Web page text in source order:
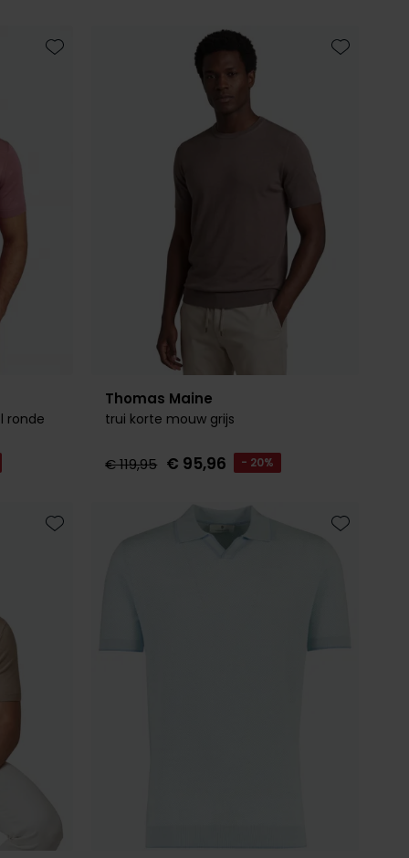
ronde
Toevoegen aan favorieten
Thomas Maine
trui korte mouw grijs
€ 119,95 € 95,96 - 20%
Toevoegen aan favorieten